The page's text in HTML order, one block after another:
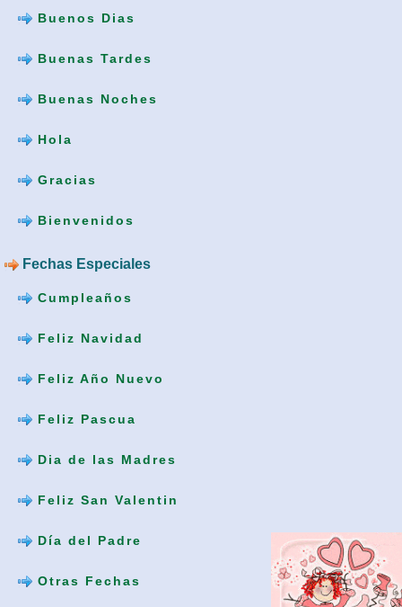
Buenos Dias
Buenas Tardes
Buenas Noches
Hola
Gracias
Bienvenidos
Fechas Especiales
Cumpleaños
Feliz Navidad
Feliz Año Nuevo
Feliz Pascua
Dia de las Madres
Feliz San Valentin
Día del Padre
Otras Fechas